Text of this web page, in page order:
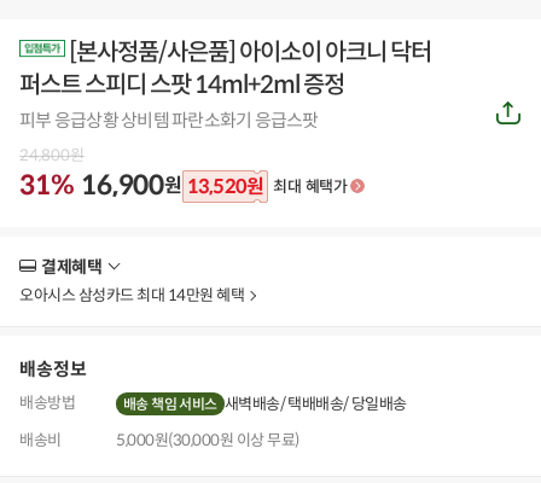
[본사정품/사은품] 아이소이 아크니 닥터
퍼스트 스피디 스팟 14ml+2ml 증정
피부 응급상황 상비템 파란소화기 응급스팟
24,800원
31% 16,900원 13,520원 최대 혜택가
공
유
결제혜택
보
오아시스 삼성카드 최대 14만원 혜택
배송정보
배송방법 배송 책임 서비스 새벽배송 택배배송 당일배송
배송비
5,000원(30,000원 이상 무료)